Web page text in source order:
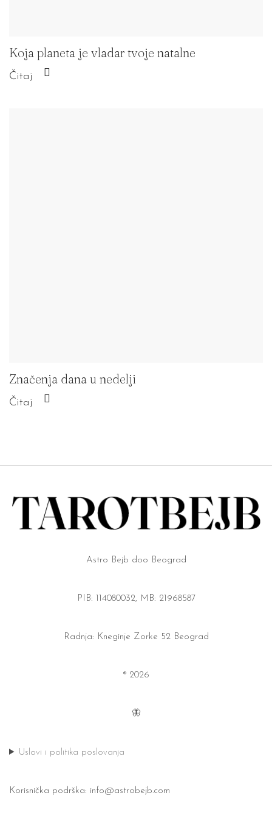
Koja planeta je vladar tvoje natalne
Čitaj
Značenja dana u nedelji
Čitaj
Astro Bejb doo Beograd
PIB: 114080032, MB: 21968587
Radnja: Kneginje Zorke 52 Beograd
® 2026
🦋
Uslovi i politika poslovanja
Korisnička podrška: info@astrobejb.com